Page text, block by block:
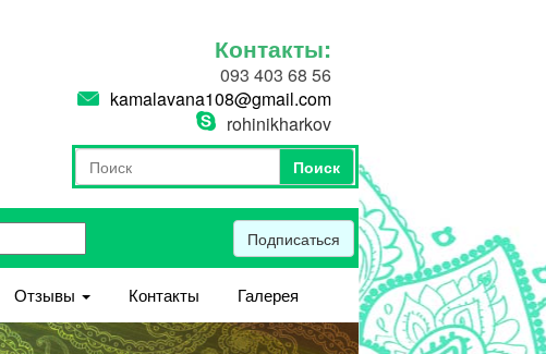
Контакты:
093 403 68 56
kamalavana108@gmail.com
rohinikharkov
Форма поиска
Поиск
Поиск
Подписаться
Отзывы Контакты Галерея